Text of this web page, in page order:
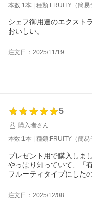
本数:1本 | 種類:FRUITY（簡易
シェフ御用達のエクスト
おいしい。
注文日：2025/11/19
5
購入者さん
本数:1本 | 種類:FRUITY（簡易
プレゼント用で購入しまし
やっぱり知っていて、「
フルーティタイプにした
注文日：2025/12/08